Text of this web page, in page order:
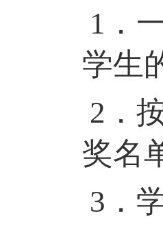
1．
学生
2．
奖名
3．